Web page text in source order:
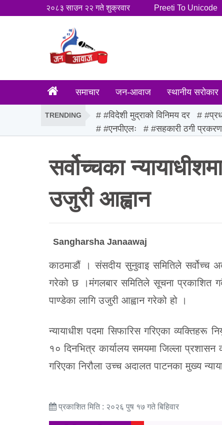
२०८३ साउन २२ गते शुक्रवार Preeti To Unicode
समाचार जन-आवाज स्थानीय सरोकार
TRENDING #विदेशी मुद्राको विनिमय दर
#एनपीएलः
#सहकारी ठगी
सर्वोच्चका
उजुरी आह्वान
Sangharsha Janaawaj
काठमाडौं । संसदीय सुनुवाइ समितिले सर्वोच्च
गरेको छ ।मंगलबार समितिले सूचना प्रकाशित
पाण्डेका लागि उजुरी आह्वान गरेको हो ।
न्यायाधीश पदमा सिफारिस गरिएका
१० दिनभित्र कार्यालय समयमा जिल्ला
गरिएका निरौला उच्च अदालत पाटनका मुख्य
प्रकाशित मिति : २०२६ पुष १७ गते बिहिवार